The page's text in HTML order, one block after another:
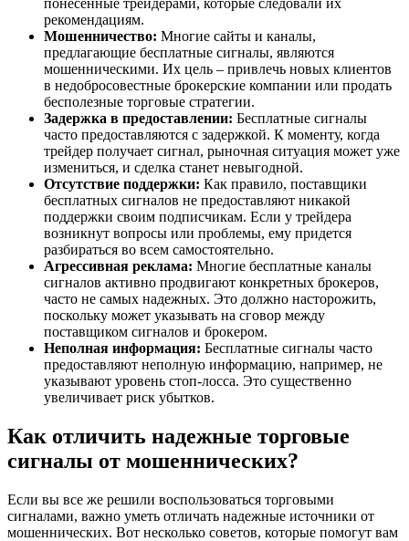
рекомендациям.
Мошенничество: Многие сайты и каналы,
предлагающие бесплатные сигналы, являются
мошенническими. Их цель – привлечь новых клиентов
в недобросовестные брокерские компании или продать
бесполезные торговые стратегии.
Задержка в предоставлении: Бесплатные сигналы
часто предоставляются с задержкой. К моменту, когда
трейдер получает сигнал, рыночная ситуация может уже
измениться, и сделка станет невыгодной.
Отсутствие поддержки: Как правило, поставщики
бесплатных сигналов не предоставляют никакой
поддержки своим подписчикам. Если у трейдера
возникнут вопросы или проблемы, ему придется
разбираться во всем самостоятельно.
Агрессивная реклама: Многие бесплатные каналы
сигналов активно продвигают конкретных брокеров,
часто не самых надежных. Это должно насторожить,
поскольку может указывать на сговор между
поставщиком сигналов и брокером.
Неполная информация: Бесплатные сигналы часто
предоставляют неполную информацию, например, не
указывают уровень стоп-лосса. Это существенно
увеличивает риск убытков.
Как отличить надежные торговые
сигналы от мошеннических?
Если вы все же решили воспользоваться торговыми
сигналами, важно уметь отличать надежные источники от
мошеннических. Вот несколько советов, которые помогут вам